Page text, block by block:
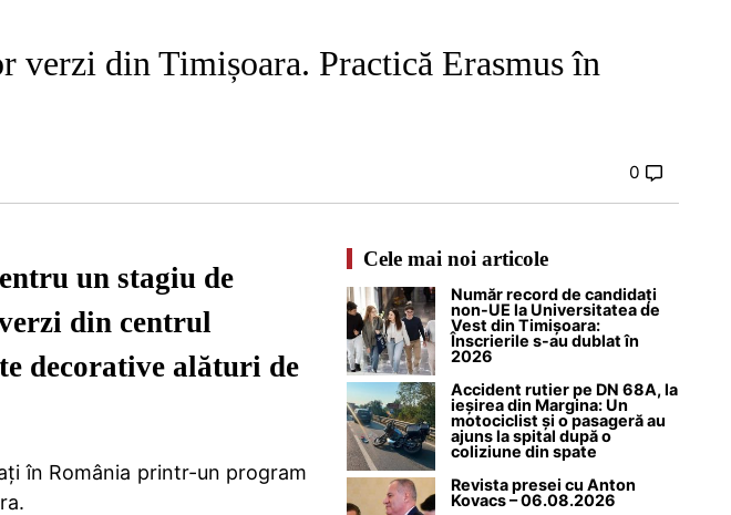
din Timișoara. Practică Erasmus în
0
un stagiu de
din centrul
decorative alături de
în România printr-un program
Cele mai noi articole
Număr record de candidați
non-UE la Universitatea de
Vest din Timișoara:
Înscrierile s-au dublat în
2026
Accident rutier pe DN 68A, la
ieșirea din Margina: Un
motociclist și o pasageră au
ajuns la spital după o
coliziune din spate
Revista presei cu Anton
Kovacs – 06.08.2026